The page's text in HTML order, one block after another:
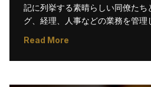
記に列挙する素晴らしい同僚たち
グ、経理、人事などの業務を管理
ます。スティービー賞が、新入社
界中のプロフェッショナルが日
Read More